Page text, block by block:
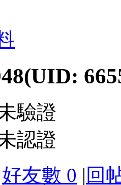
(UID:
驗證
認證
好友數 0 | 回